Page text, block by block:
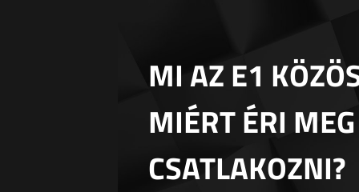
MI AZ E1
MIÉRT ÉRI MEG
CSATLAKOZNI?